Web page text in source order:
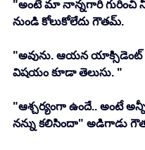
"అంటే మా నాన్నగారి గురించి
నుండి కోలుకోలేదు గౌతమ్.
"అవును. ఆయన యాక్సిడెంట్ లో
విషయం కూడా తెలుసు. "
"ఆశ్చర్యంగా ఉందే.. అంటే
నన్ను కలిసిందా" అడిగాడు